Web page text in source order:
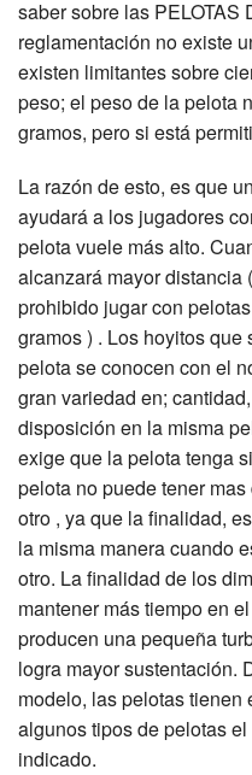
saber sobre las PELOTAS
reglamentación no existe
existen limitantes sobre
peso; el peso de la pelota
gramos, pero si está
La razón de esto, es que
ayudará a los jugadores
pelota vuele más alto.
alcanzará mayor distancia
prohibido jugar con
gramos ) . Los hoyitos
pelota se conocen con el
gran variedad en;
disposición en la misma
exige que la pelota tenga
pelota no puede tener
otro , ya que la finalidad,
la misma manera cuando
otro. La finalidad de los
mantener más tiempo en
producen una pequeña
logra mayor sustentación.
modelo, las pelotas tienen
algunos tipos de pelotas
indicado.